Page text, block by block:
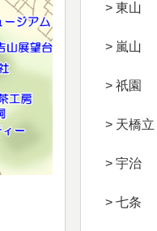
> 東山
> 嵐山
> 祇園
> 天橋立
> 宇治
> 七条